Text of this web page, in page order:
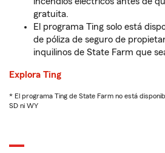
gratuita.
El programa Ting solo está
de póliza de seguro de
inquilinos de State Farm que
Explora Ting
* El programa Ting de State Farm no está
SD ni WY